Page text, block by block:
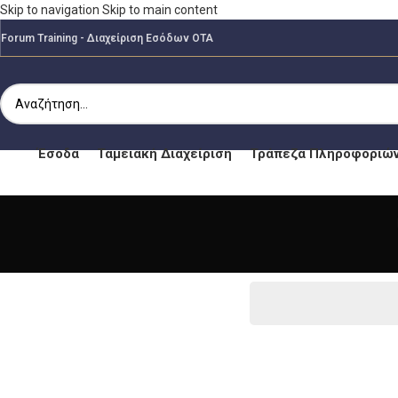
Skip to navigation Skip to main content
Forum Training - Διαχείριση Εσόδων ΟΤΑ
Έσοδα Ταμειακή Διαχείριση Τράπεζα